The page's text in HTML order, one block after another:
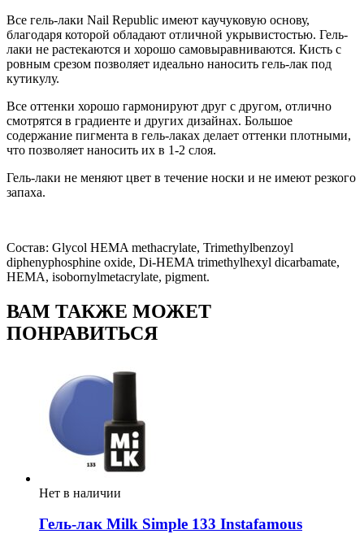
Все гель-лаки Nail Republic имеют каучуковую основу,
благодаря которой обладают отличной укрывистостью. Гель-
лаки не растекаются и хорошо самовыравниваются. Кисть с
ровным срезом позволяет идеально наносить гель-лак под
кутикулу.
Все оттенки хорошо гармонируют друг с другом, отлично
смотрятся в градиенте и других дизайнах. Большое
содержание пигмента в гель-лаках делает оттенки плотными,
что позволяет наносить их в 1-2 слоя.
Гель-лаки не меняют цвет в течение носки и не имеют резкого
запаха.
Состав: Glycol HEMA methacrylate, Trimethylbenzoyl
diphenyphosphine oxide, Di-HEMA trimethylhexyl dicarbamate,
HEMA, isobornylmetacrylate, pigment.
ВАМ ТАКЖЕ МОЖЕТ
ПОНРАВИТЬСЯ
Нет в наличии
Гель-лак Milk Simple 133 Instafamous